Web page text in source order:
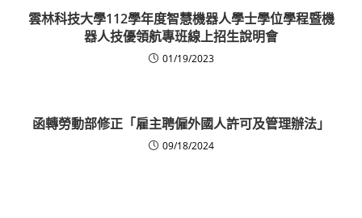
雲林科技大學112學年度智慧機器人學士學位學程暨機
器人技優領航專班線上招生說明會
01/19/2023
函轉勞動部修正「雇主聘僱外國人許可及管理辦法」
09/18/2024